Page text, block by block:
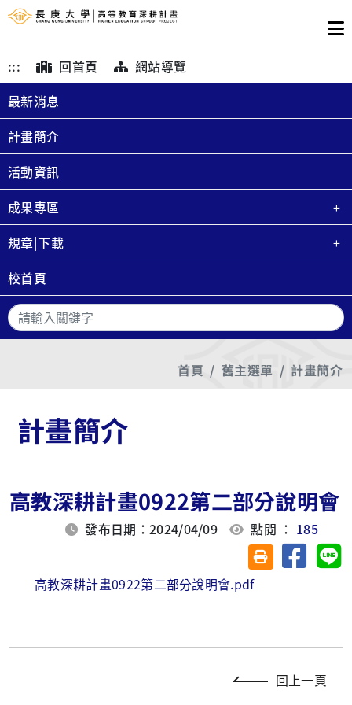
::: 回首頁
網站導覽
最新消息
計畫簡介
活動資訊
成果專區
規章|下載
校首頁
搜
首頁 舊主選單 計畫簡介
計畫簡介
高教深耕計畫0922第二部分說明會
發布日期：2024/04/09 點閱 ： 185
友善列印(另開視
分享至
高教深耕計畫0922第二部分說明會.pdf
回上一頁